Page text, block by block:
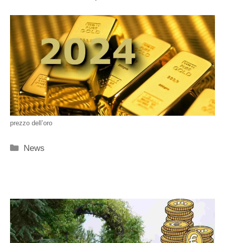
prezzo dell’oro
Categorie
News